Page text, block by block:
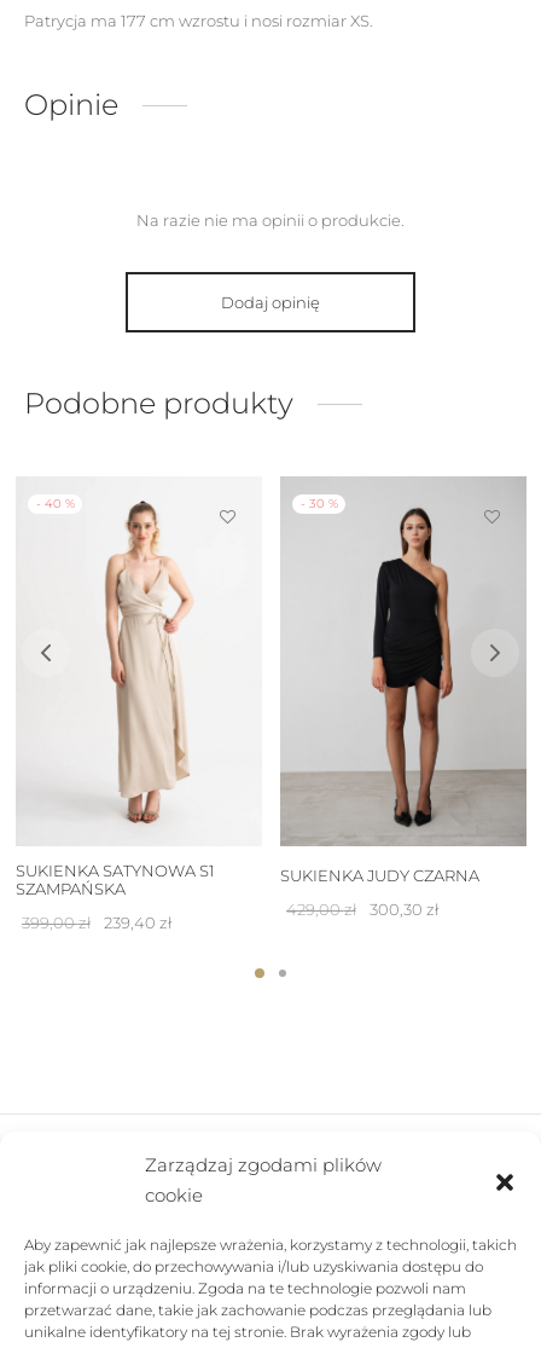
Zarządzaj zgodami plików
cookie
Aby zapewnić jak najlepsze wrażenia, korzystamy z technologii, takich
jak pliki cookie, do przechowywania i/lub uzyskiwania dostępu do
informacji o urządzeniu. Zgoda na te technologie pozwoli nam
przetwarzać dane, takie jak zachowanie podczas przeglądania lub
unikalne identyfikatory na tej stronie. Brak wyrażenia zgody lub
Patrycja ma 177 cm wzrostu i nosi rozmiar XS.
Opinie
Na razie nie ma opinii o produkcie.
Dodaj opinię
Podobne produkty
- 40 %
SUKIENKA SATYNOWA S1
SZAMPAŃSKA
399,00zł
Pierwotna
239,40 zł
- 30 %
SUKIENKA JUDY CZARNA
429,00zł
Pierwotna
300,30 zł
POMOC
SKLEP